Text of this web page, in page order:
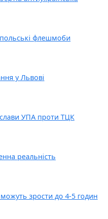
флешмоби
у Львові
УПА проти ТЦК
реальність
зрости до 4-5 годин